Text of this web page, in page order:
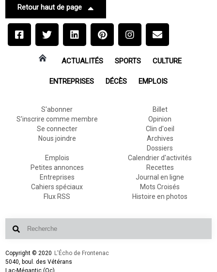
Retour haut de page
ACTUALITÉS SPORTS CULTURE
ENTREPRISES DÉCÈS EMPLOIS
S'abonner
S'inscrire comme membre
Se connecter
Nous joindre
Billet
Opinion
Clin d'oeil
Archives
Dossiers
Emplois
Petites annonces
Entreprises
Cahiers spéciaux
Flux RSS
Calendrier d'activités
Recettes
Journal en ligne
Mots Croisés
Histoire en photos
Copyright © 2020 L'Écho de Frontenac
5040, boul. des Vétérans
Lac-Mégantic (Qc)